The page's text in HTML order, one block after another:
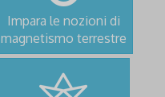
Impara le nozioni di
magnetismo terrestre